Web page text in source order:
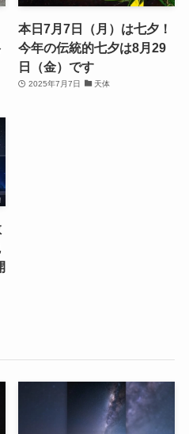
本日7月7日（月）は七夕！
今年の伝統的七夕は8月29
日（金）です
2025年7月7日 天体